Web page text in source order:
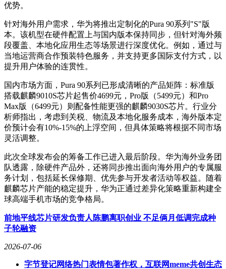
优势。
针对海外用户需求，华为将推出定制化的Pura 90系列"S"版
本。该机型在硬件配置上与国内版本保持同步，但针对海外频
段覆盖、本地化应用生态等场景进行深度优化。例如，通过与
当地运营商合作预装特色服务，并支持更多国际支付方式，以
提升用户体验的连贯性。
国内市场方面，Pura 90系列已形成清晰的产品矩阵：标准版
搭载麒麟9010S芯片起售价4699元，Pro版（5499元）和Pro
Max版（6499元）则配备性能更强的麒麟9030S芯片。行业分
析师指出，考虑到关税、物流及本地化服务成本，海外版本定
价预计会有10%-15%的上浮空间，但具体策略将根据不同市场
灵活调整。
此次全球发布会的筹备工作已进入最后阶段。华为海外业务团
队透露，除硬件产品外，还将同步推出面向海外用户的专属服
务计划，包括延长保修期、优先参与开发者活动等权益。随着
麒麟芯片产能的稳定提升，华为正通过差异化策略重新构建全
球高端手机市场的竞争格局。
前地平线芯片研发负责人陈鹏离职创业 不足俩月低调完成种
子轮融资
2026-07-06
字节登记网络热门表情包著作权，互联网meme共创生态